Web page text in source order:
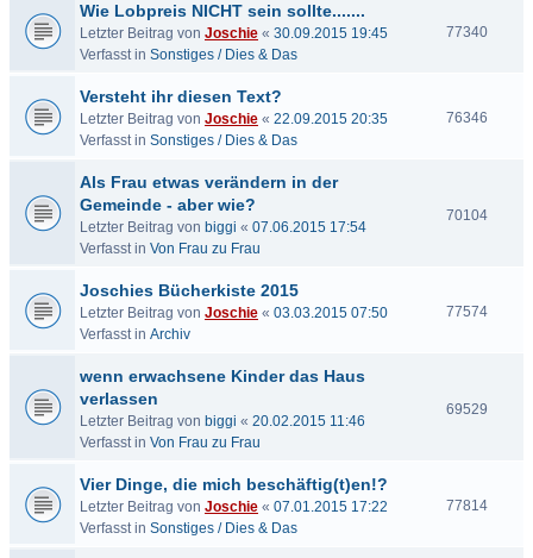
Wie Lobpreis NICHT sein sollte.......
Letzter Beitrag von Joschie « 30.09.2015 19:45
Verfasst in Sonstiges / Dies & Das
77340
Versteht ihr diesen Text?
Letzter Beitrag von Joschie « 22.09.2015 20:35
Verfasst in Sonstiges / Dies & Das
76346
Als Frau etwas verändern in der
Gemeinde - aber wie?
Letzter Beitrag von biggi « 07.06.2015 17:54
Verfasst in Von Frau zu Frau
70104
Joschies Bücherkiste 2015
Letzter Beitrag von Joschie « 03.03.2015 07:50
Verfasst in Archiv
77574
wenn erwachsene Kinder das Haus
verlassen
Letzter Beitrag von biggi « 20.02.2015 11:46
Verfasst in Von Frau zu Frau
69529
Vier Dinge, die mich beschäftig(t)en!?
Letzter Beitrag von Joschie « 07.01.2015 17:22
Verfasst in Sonstiges / Dies & Das
77814